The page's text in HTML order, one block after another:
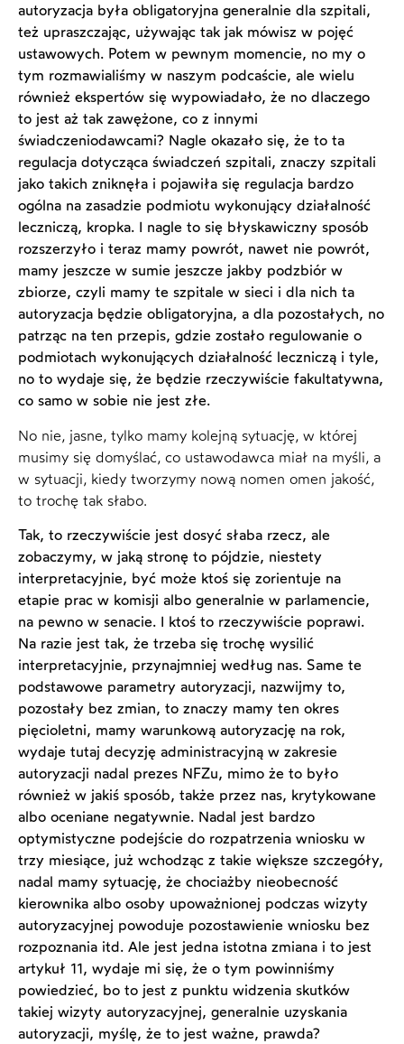
autoryzacja była obligatoryjna generalnie dla szpitali,
też upraszczając, używając tak jak mówisz w pojęć
ustawowych. Potem w pewnym momencie, no my o
tym rozmawialiśmy w naszym podcaście, ale wielu
również ekspertów się wypowiadało, że no dlaczego
to jest aż tak zawężone, co z innymi
świadczeniodawcami? Nagle okazało się, że to ta
regulacja dotycząca świadczeń szpitali, znaczy szpitali
jako takich zniknęła i pojawiła się regulacja bardzo
ogólna na zasadzie podmiotu wykonujący działalność
leczniczą, kropka. I nagle to się błyskawiczny sposób
rozszerzyło i teraz mamy powrót, nawet nie powrót,
mamy jeszcze w sumie jeszcze jakby podzbiór w
zbiorze, czyli mamy te szpitale w sieci i dla nich ta
autoryzacja będzie obligatoryjna, a dla pozostałych, no
patrząc na ten przepis, gdzie zostało regulowanie o
podmiotach wykonujących działalność leczniczą i tyle,
no to wydaje się, że będzie rzeczywiście fakultatywna,
co samo w sobie nie jest złe.
No nie, jasne, tylko mamy kolejną sytuację, w której
musimy się domyślać, co ustawodawca miał na myśli, a
w sytuacji, kiedy tworzymy nową nomen omen jakość,
to trochę tak słabo.
Tak, to rzeczywiście jest dosyć słaba rzecz, ale
zobaczymy, w jaką stronę to pójdzie, niestety
interpretacyjnie, być może ktoś się zorientuje na
etapie prac w komisji albo generalnie w parlamencie,
na pewno w senacie. I ktoś to rzeczywiście poprawi.
Na razie jest tak, że trzeba się trochę wysilić
interpretacyjnie, przynajmniej według nas. Same te
podstawowe parametry autoryzacji, nazwijmy to,
pozostały bez zmian, to znaczy mamy ten okres
pięcioletni, mamy warunkową autoryzację na rok,
wydaje tutaj decyzję administracyjną w zakresie
autoryzacji nadal prezes NFZu, mimo że to było
również w jakiś sposób, także przez nas, krytykowane
albo oceniane negatywnie. Nadal jest bardzo
optymistyczne podejście do rozpatrzenia wniosku w
trzy miesiące, już wchodząc z takie większe szczegóły,
nadal mamy sytuację, że chociażby nieobecność
kierownika albo osoby upoważnionej podczas wizyty
autoryzacyjnej powoduje pozostawienie wniosku bez
rozpoznania itd. Ale jest jedna istotna zmiana i to jest
artykuł 11, wydaje mi się, że o tym powinniśmy
powiedzieć, bo to jest z punktu widzenia skutków
takiej wizyty autoryzacyjnej, generalnie uzyskania
autoryzacji, myślę, że to jest ważne, prawda?